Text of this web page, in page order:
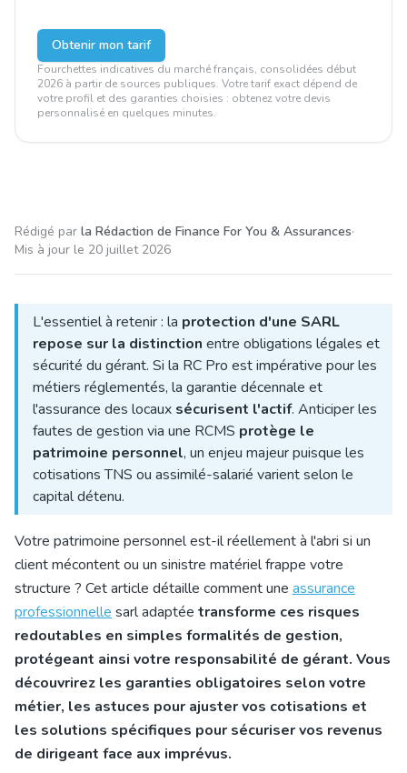
Obtenir mon tarif
Fourchettes indicatives du marché français, consolidées début
2026 à partir de sources publiques. Votre tarif exact dépend de
votre profil et des garanties choisies : obtenez votre devis
personnalisé en quelques minutes.
Rédigé par la Rédaction de Finance For You & Assurances·
Mis à jour le 20 juillet 2026
L'essentiel à retenir : la protection d'une SARL
repose sur la distinction entre obligations légales et
sécurité du gérant. Si la RC Pro est impérative pour les
métiers réglementés, la garantie décennale et
l'assurance des locaux sécurisent l'actif. Anticiper les
fautes de gestion via une RCMS protège le
patrimoine personnel, un enjeu majeur puisque les
cotisations TNS ou assimilé-salarié varient selon le
capital détenu.
Votre patrimoine personnel est-il réellement à l'abri si un
client mécontent ou un sinistre matériel frappe votre
structure ? Cet article détaille comment une assurance
professionnelle sarl adaptée transforme ces risques
redoutables en simples formalités de gestion,
protégeant ainsi votre responsabilité de gérant. Vous
découvrirez les garanties obligatoires selon votre
métier, les astuces pour ajuster vos cotisations et
les solutions spécifiques pour sécuriser vos revenus
de dirigeant face aux imprévus.